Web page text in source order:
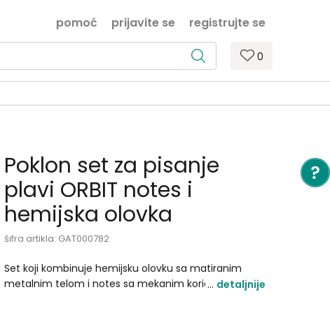
prijavite se registrujte se
pomoć
0
Poklon set za pisanje
plavi ORBIT notes i
hemijska olovka
šifra artikla: GAT000782
Set koji kombinuje hemijsku olovku sa matiranim
metalnim telom i notes sa mekanim koricamadetaljnije